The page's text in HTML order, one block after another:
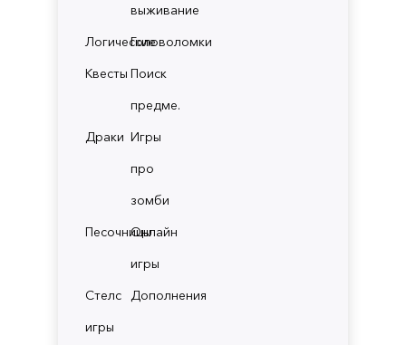
выживание
ЛогическиеГоловоломки
Квесты Поиск
предме.
Драки Игры
про
зомби
ПесочницыОнлайн
игры
Стелс
игры
Дополнения